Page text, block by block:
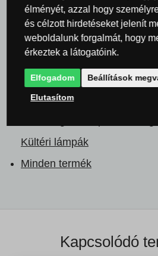
Kültéri világítás és lámpák
és kerti lámpák
Kültéri és
Lámpák és világítás a
Kültéri és kerti lámpák
Searchlight Lámpák és
Kültéri lámpák
Minden termék
Kapcsolódó
élményét, azzal hogy
és célzott hirdetéseket jelenít
weboldalunk forgalmát, hogy
érkeztek a látogatóink.
Elfogadom Beállítások
Elutasítom